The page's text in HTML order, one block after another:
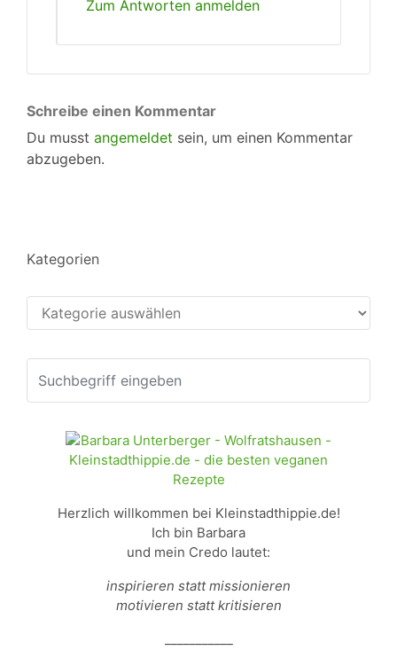
Zum Antworten anmelden
Schreibe einen Kommentar
Du musst angemeldet sein, um einen Kommentar
abzugeben.
Kategorien
Kategorien
Herzlich willkommen bei Kleinstadthippie.de!
Ich bin Barbara
und mein Credo lautet:
inspirieren statt missionieren
motivieren statt kritisieren